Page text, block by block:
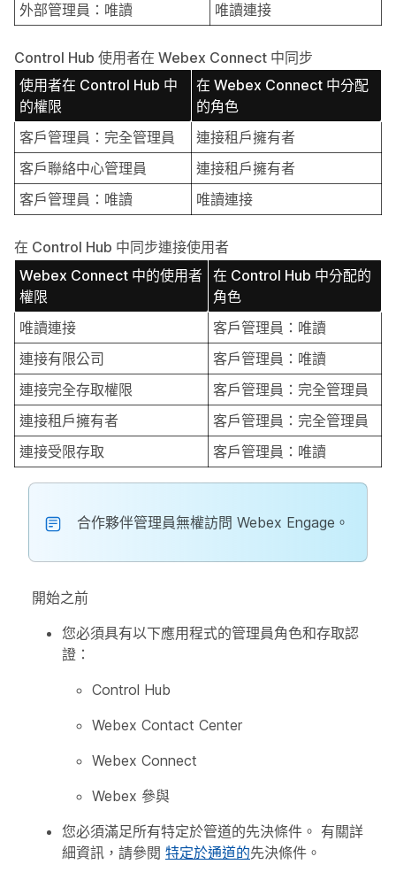
外部管理員：唯讀
唯讀連接
Control Hub 使用者在 Webex Connect 中同步
使用者在 Control Hub 中
的權限
在 Webex Connect 中分配
的角色
客戶管理員：完全管理員
連接租戶擁有者
客戶聯絡中心管理員
連接租戶擁有者
客戶管理員：唯讀
唯讀連接
在 Control Hub 中同步連接使用者
Webex Connect 中的使用者
權限
在 Control Hub 中分配的
角色
唯讀連接
客戶管理員：唯讀
連接有限公司
客戶管理員：唯讀
連接完全存取權限
客戶管理員：完全管理員
連接租戶擁有者
客戶管理員：完全管理員
連接受限存取
客戶管理員：唯讀
合作夥伴管理員無權訪問 Webex Engage。
開始之前
您必須具有以下應用程式的管理員角色和存取認
證：
Control Hub
Webex Contact Center
Webex Connect
Webex 參與
您必須滿足所有特定於管道的先決條件。 有關詳
細資訊，請參閱 特定於通道的先決條件。